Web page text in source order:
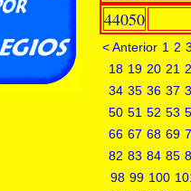
44050
< Anterior 1 2
18 19 20 21
34 35 36 37
50 51 52 53
66 67 68 69
82 83 84 85
98 99 100